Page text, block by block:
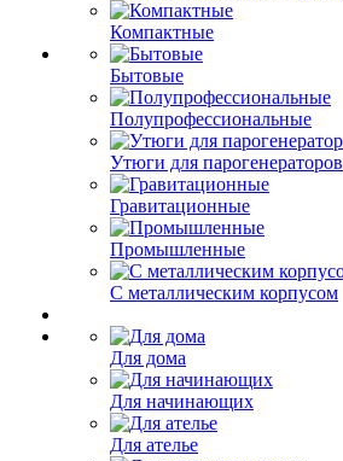
Компактные
Бытовые
Полупрофессиональные
Утюги для парогенераторов
Гравитационные
Промышленные
С металлическим корпусом
Для дома
Для начинающих
Для ателье